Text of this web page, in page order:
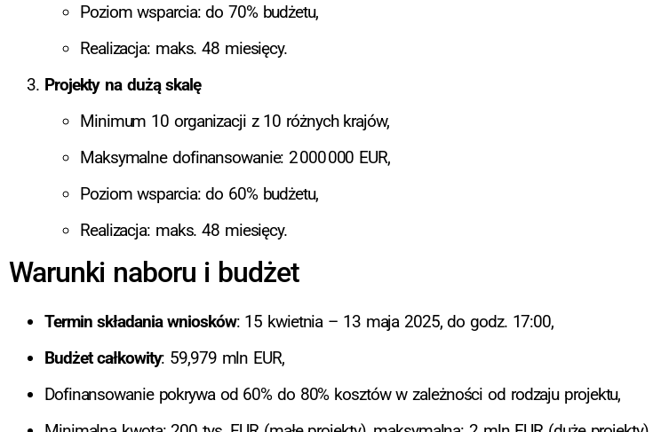
Poziom wsparcia: do 70% budżetu,
Realizacja: maks. 48 miesięcy.
Projekty na dużą skalę
Minimum 10 organizacji z 10 różnych krajów,
Maksymalne dofinansowanie: 2 000 000 EUR,
Poziom wsparcia: do 60% budżetu,
Realizacja: maks. 48 miesięcy.
Warunki naboru i budżet
Termin składania wniosków: 15 kwietnia – 13 maja 2025, do godz. 17:00,
Budżet całkowity: 59,979 mln EUR,
Dofinansowanie pokrywa od 60% do 80% kosztów w zależności od rodzaju projektu,